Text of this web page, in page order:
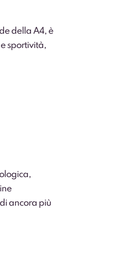
della A4, è
sportività,
ancora più